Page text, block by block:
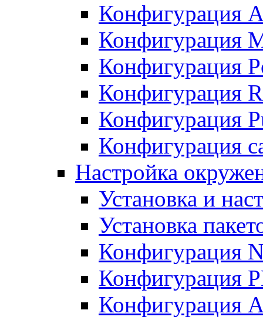
Конфигурация
Конфигурация
Конфигурация
Конфигурация
Конфигурация
Конфигурация
Настройка
Установка и
Установка
Конфигурация
Конфигурация
Конфигурация